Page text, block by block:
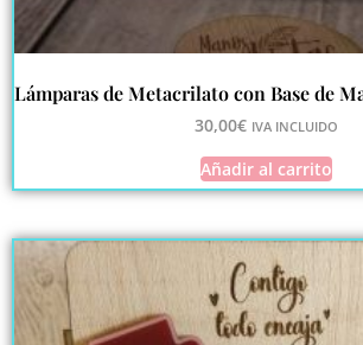
Lámparas de Metacrilato con Base de
30,00€ IVA INCLUIDO
Añadir al carrito